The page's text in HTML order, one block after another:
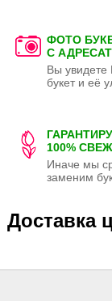
ФОТО
С
Вы
букет и её
100%
Иначе мы
заменим
Доставка